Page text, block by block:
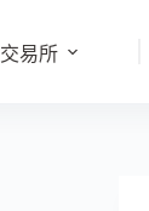
交易所